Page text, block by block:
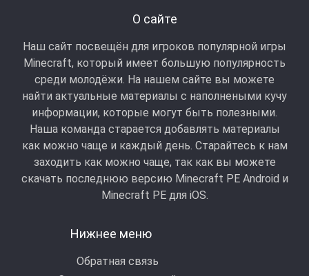
О сайте
Наш сайт посвещён для игроков популярной игры
Minecraft, который имеет большую популярность
среди молодёжи. На нашем сайте вы можете
найти актуальные материалы с наполнеными кучу
информации, которые могут быть полезными.
Наша команда старается добавлять материалы
как можно чаще и каждый день. Старайтесь к нам
заходить как можно чаще, так как вы можете
скачать последнюю версию Minecraft PE Android и
Minecraft РЕ для iOS.
Нижнее меню
Обратная связь